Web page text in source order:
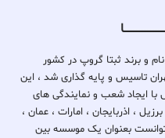
ثبتا در سال 1381 تحت نام و برند ثبتا گروپ در کشور
تاسیس و پایه گذاری شد ، این
ایجاد شعب و نمایندگی های
، اذربایجان ، امارات ، عمان ،
… توانست بعنوان یک موسسه بین